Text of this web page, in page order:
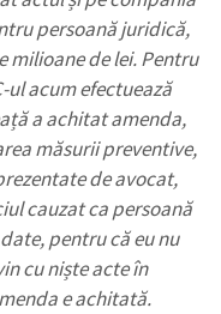
persoană juridică,
milioane de lei. Pentru
ul acum efectuează
a achitat amenda,
măsurii preventive,
de avocat,
cauzat ca persoană
pentru că eu nu
cu nișteacte în
eachitată.